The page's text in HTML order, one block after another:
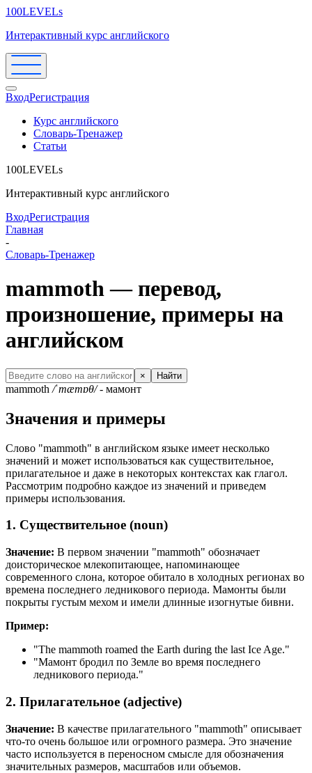
100LEVELs
Интерактивный курс английского
ВходРегистрация
Курс английского
Словарь-Тренажер
Статьи
100LEVELs
Интерактивный курс английского
ВходРегистрация
Главная
-
Словарь-Тренажер
mammoth — перевод,
произношение, примеры на
английском
× Найти
mammoth /ˈmæmɒθ/- мамонт
Значения и примеры
Слово "mammoth" в английском языке имеет несколько
значений и может использоваться как существительное,
прилагательное и даже в некоторых контекстах как глагол.
Рассмотрим подробно каждое из значений и приведем
примеры использования.
1. Существительное (noun)
Значение: В первом значении "mammoth" обозначает
доисторическое млекопитающее, напоминающее
современного слона, которое обитало в холодных регионах во
времена последнего ледникового периода. Мамонты были
покрыты густым мехом и имели длинные изогнутые бивни.
Пример:
"The mammoth roamed the Earth during the last Ice Age."
"Мамонт бродил по Земле во время последнего
ледникового периода."
2. Прилагательное (adjective)
Значение: В качестве прилагательного "mammoth" описывает
что-то очень большое или огромного размера. Это значение
часто используется в переносном смысле для обозначения
значительных размеров, масштабов или объемов.